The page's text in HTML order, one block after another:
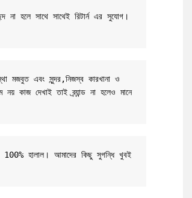
না হলে সাথে সাথেই রিটার্ন এর সুযোগ।
মজবুত এবং সুন্দর,নিজস্ব কারখানা ও
নয় কাজ দেখাই তাই ব্র্যান্ড না হলেও মানে
100% হালাল। আমাদের কিছু সুগন্ধি খুবই